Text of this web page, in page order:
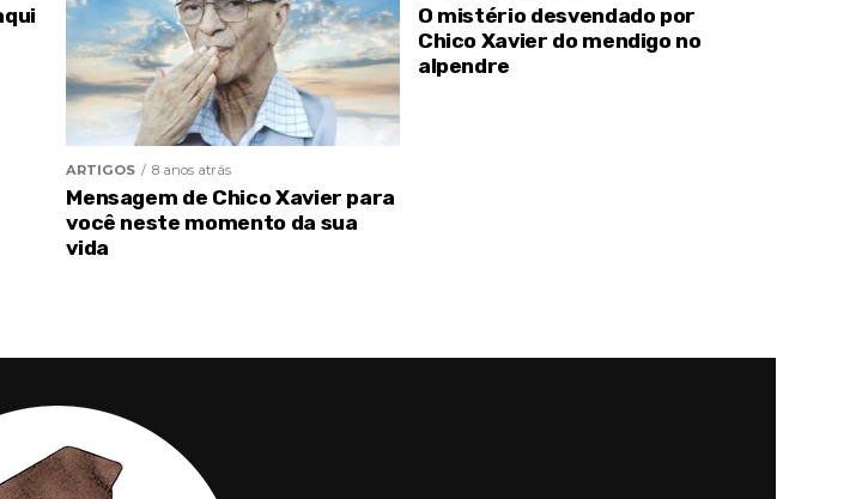
ARTIGOS 8 anos atrás
Mensagem de Chico Xavier para
você neste momento da sua
vida
O mistério desvendado por
Chico Xavier do mendigo no
alpendre